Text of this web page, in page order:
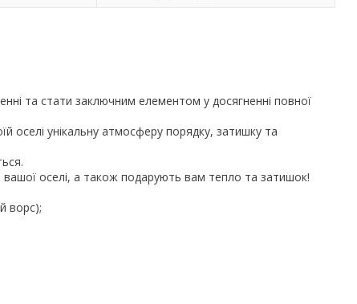
та стати заключним елементом у досягненні повної
оселі унікальну атмосферу порядку, затишку та
вашої оселі, а також подарують вам тепло та затишок!
ворс);